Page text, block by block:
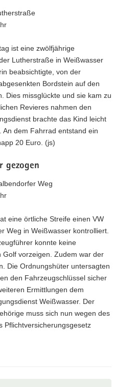
ist eine zwölfjährige
Lutherstraße in Weißwasser
beabsichtigte, von der
Bordstein auf den
Dies missglückte und sie kam zu
Revieres nahmen den
brachte das Kind leicht
An dem Fahrrad entstand ein
20 Euro. (js)
gezogen
Weg
eine örtliche Streife einen VW
Weg in Weißwasser kontrolliert.
konnte keine
Golf vorzeigen. Zudem war der
Die Ordnungshüter untersagten
den Fahrzeugschlüssel sicher
Ermittlungen dem
Weißwasser. Der
muss sich nun wegen des
Pflichtversicherungsgesetz